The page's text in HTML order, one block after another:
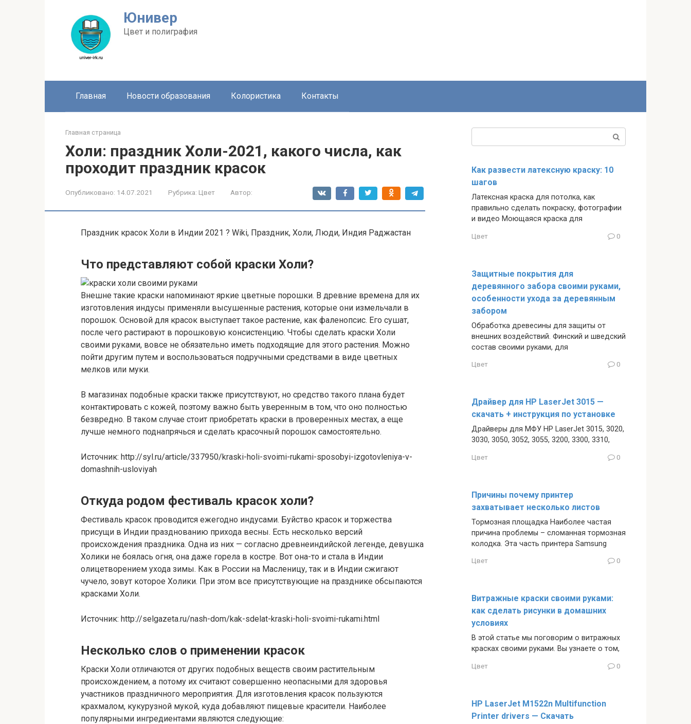
Юнивер
Цвет и полиграфия
Главная Новости образования Колористика Контакты
Главная страница
Холи: праздник Холи-2021, какого числа, как
проходит праздник красок
Опубликовано: 14.07.2021 Рубрика: Цвет Автор:
Праздник красок Холи в Индии 2021 ? Wiki, Праздник, Холи, Люди, Индия Раджастан
Что представляют собой краски Холи?
Внешне такие краски напоминают яркие цветные порошки. В древние времена для их
изготовления индусы применяли высушенные растения, которые они измельчали в
порошок. Основой для красок выступает такое растение, как фаленопсис. Его сушат,
после чего растирают в порошковую консистенцию. Чтобы сделать краски Холи
своими руками, вовсе не обязательно иметь подходящие для этого растения. Можно
пойти другим путем и воспользоваться подручными средствами в виде цветных
мелков или муки.
В магазинах подобные краски также присутствуют, но средство такого плана будет
контактировать с кожей, поэтому важно быть уверенным в том, что оно полностью
безвредно. В таком случае стоит приобретать краски в проверенных местах, а еще
лучше немного поднапрячься и сделать красочный порошок самостоятельно.
Источник: http://syl.ru/article/337950/kraski-holi-svoimi-rukami-sposobyi-izgotovleniya-v-
domashnih-usloviyah
Откуда родом фестиваль красок холи?
Фестиваль красок проводится ежегодно индусами. Буйство красок и торжества
присущи в Индии празднованию прихода весны. Есть несколько версий
происхождения праздника. Одна из них — согласно древнеиндийской легенде, девушка
Холики не боялась огня, она даже горела в костре. Вот она-то и стала в Индии
олицетворением ухода зимы. Как в России на Масленицу, так и в Индии сжигают
чучело, зовут которое Холики. При этом все присутствующие на празднике обсыпаются
красками Холи.
Источник: http://selgazeta.ru/nash-dom/kak-sdelat-kraski-holi-svoimi-rukami.html
Несколько слов о применении красок
Краски Холи отличаются от других подобных веществ своим растительным
происхождением, а потому их считают совершенно неопасными для здоровья
участников праздничного мероприятия. Для изготовления красок пользуются
крахмалом, кукурузной мукой, куда добавляют пищевые красители. Наиболее
популярными ингредиентами являются следующие:
Как развести латексную краску: 10
шагов
Латексная краска для потолка, как
правильно сделать покраску, фотографии
и видео Моющаяся краска для
Цвет 0
Защитные покрытия для
деревянного забора своими руками,
особенности ухода за деревянным
забором
Обработка древесины для защиты от
внешних воздействий. Финский и шведский
состав своими руками, для
Цвет 0
Драйвер для HP LaserJet 3015 —
скачать + инструкция по установке
Драйверы для МФУ HP LaserJet 3015, 3020,
3030, 3050, 3052, 3055, 3200, 3300, 3310,
Цвет 0
Причины почему принтер
захватывает несколько листов
Тормозная площадка Наиболее частая
причина проблемы – сломанная тормозная
колодка. Эта часть принтера Samsung
Цвет 0
Витражные краски своими руками:
как сделать рисунки в домашних
условиях
В этой статье мы поговорим о витражных
красках своими руками. Вы узнаете о том,
Цвет 0
HP LaserJet M1522n Multifunction
Printer drivers — Скачать